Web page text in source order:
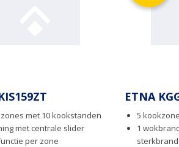
met 10 kookstanden
met centrale slider
per zone
ETNA
5
1